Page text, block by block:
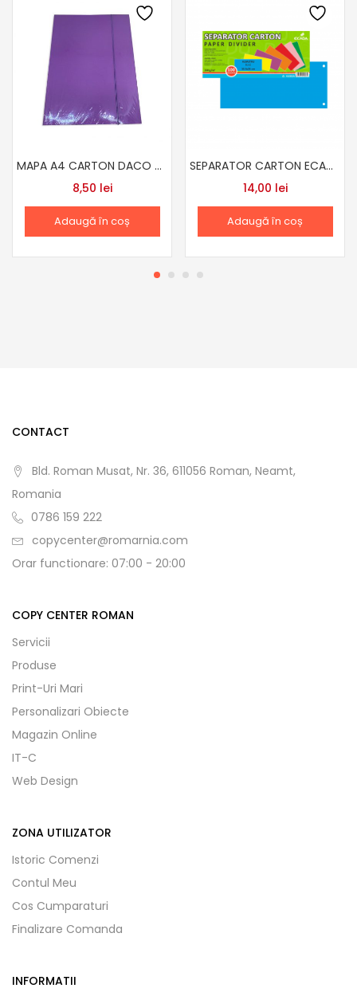
MAPA A4 CARTON DACO ALBASTRU
8,50 lei
Adaugă în coș
SEPARATOR CARTON ECADA ALBASTRU
14,00 lei
Adaugă în coș
CONTACT
Bld. Roman Musat, Nr. 36, 611056 Roman, Neamt,
Romania
0786 159 222
copycenter@romarnia.com
Orar functionare: 07:00 - 20:00
COPY CENTER ROMAN
Servicii
Produse
Print-Uri Mari
Personalizari Obiecte
Magazin Online
IT-C
Web Design
ZONA UTILIZATOR
Istoric Comenzi
Contul Meu
Cos Cumparaturi
Finalizare Comanda
INFORMATII